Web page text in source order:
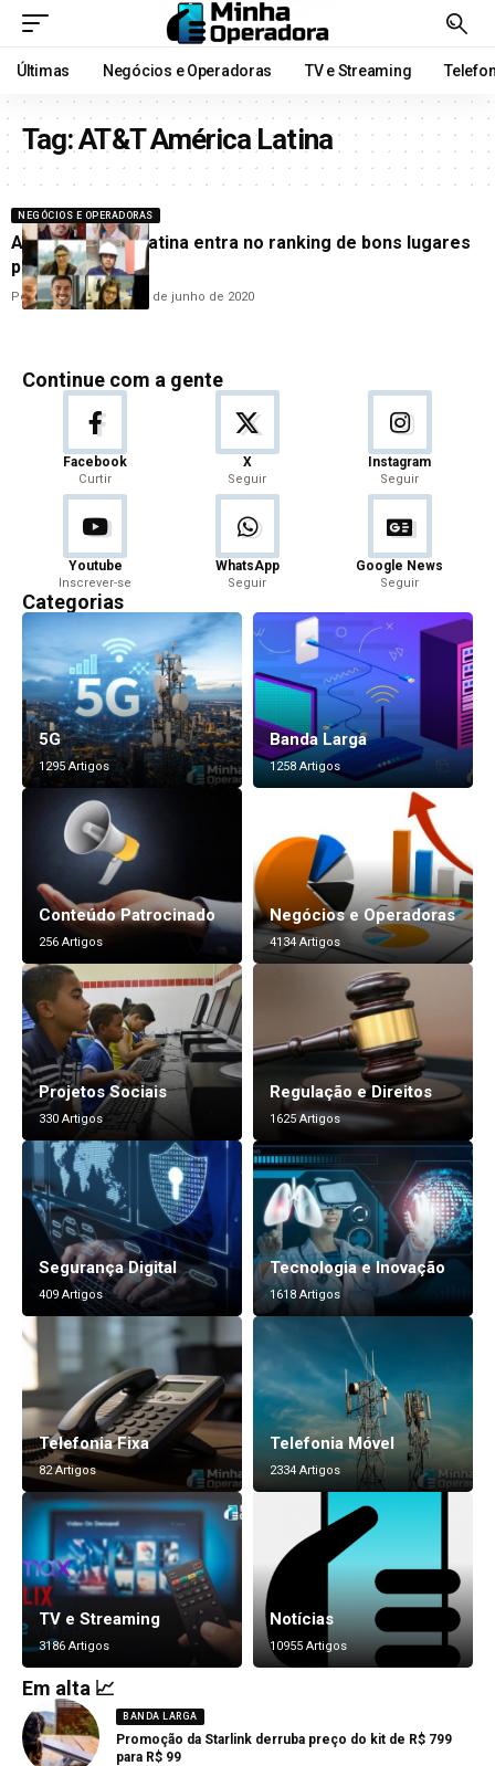
Últimas Negócios e Operadoras TV e Streaming
Tag:AT&T América Latina
NEGÓCIOS E OPERADORAS
AT&T América Latina entra no ranking de bons lugares
para trabalhar
PorHemerson Brandão 3 de junho de 2020
Continue com a gente
Facebook
Curtir
X
Seguir
Instagram
Seguir
Youtube
Inscrever-se
WhatsApp
Seguir
Google News
Seguir
Categorias
5G
1295 Artigos
Banda Larga
1258 Artigos
Conteúdo Patrocinado
256 Artigos
Negócios e Operadoras
4134 Artigos
Projetos Sociais
330 Artigos
Regulação e Direitos
1625 Artigos
Segurança Digital
409 Artigos
Tecnologia e Inovação
1618 Artigos
Telefonia Fixa
82 Artigos
Telefonia Móvel
2334 Artigos
TV e Streaming
3186 Artigos
Notícias
10955 Artigos
Em alta 📈
BANDA LARGA
Promoção da Starlink derruba preço do kit de R$ 799
para R$ 99